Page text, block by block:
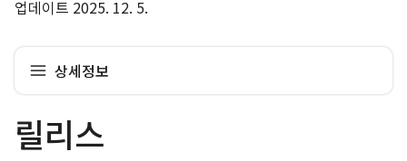
업데이트 2025. 12. 5.
상세정보
릴리스